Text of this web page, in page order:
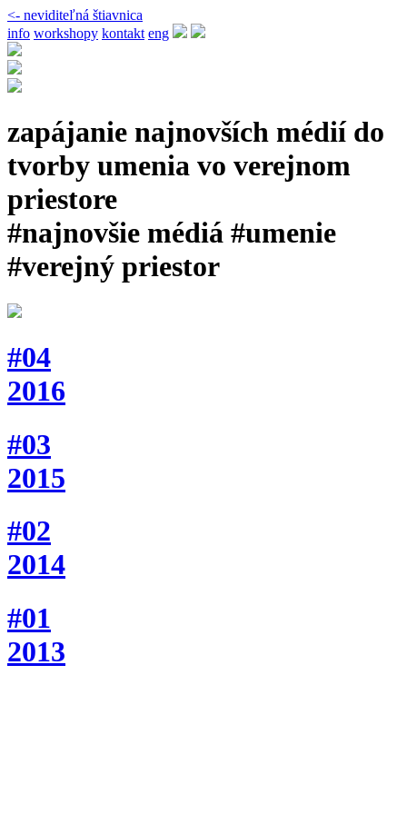
<- neviditeľná štiavnica
info workshopy kontakt eng
zapájanie najnovších médií do
tvorby umenia vo verejnom
priestore
#najnovšie médiá #umenie
#verejný priestor
#04
2016
#03
2015
#02
2014
#01
2013